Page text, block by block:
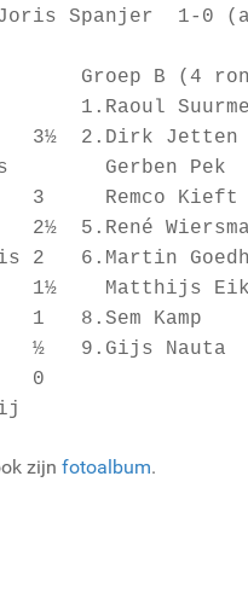
Spanjer 1-0
Groep B (4
1.Raoul
2.Dirk Jetten
Gerben Pek
3 Remco
2½ 5.René
2 6.Martin
Matthijs
1 8.Sem
½ 9.Gijs
0
zijn fotoalbum.